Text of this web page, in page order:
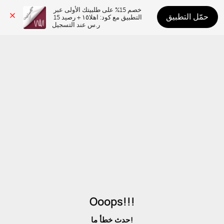
ر.س عند التسجيل
حمّل التطبيق
Ooops!!!
حدث خطأ ما!